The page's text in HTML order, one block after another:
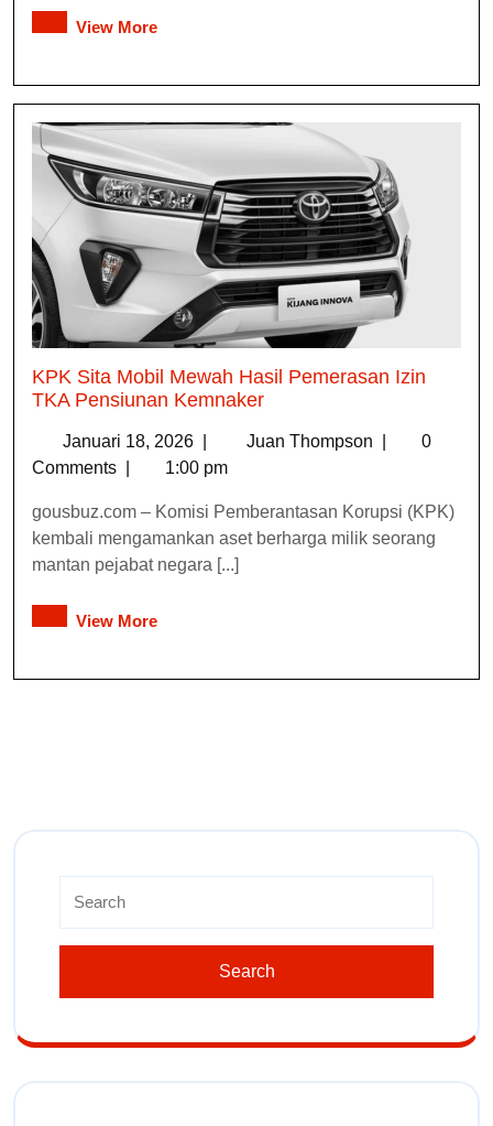
View More
KPK Sita Mobil Mewah Hasil Pemerasan Izin
TKA Pensiunan Kemnaker
Januari 18, 2026 Juan Thompson
0
Comments
1:00 pm
gousbuz.com – Komisi Pemberantasan Korupsi (KPK)
kembali mengamankan aset berharga milik seorang
mantan pejabat negara [...]
View More